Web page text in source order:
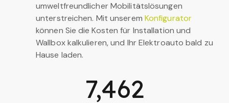
umweltfreundlicher Mobilitätslösungen
unterstreichen. Mit unserem Konfigurator
können Sie die Kosten für Installation und
Wallbox kalkulieren, und Ihr Elektroauto bald zu
Hause laden.
7,462